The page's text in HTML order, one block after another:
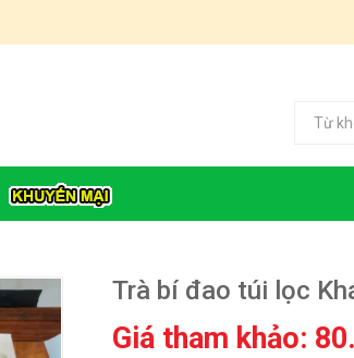
Trà bí đao túi lọc
Giá tham khảo: